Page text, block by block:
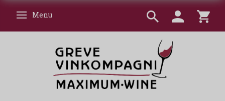
Skifte navigation
Menu